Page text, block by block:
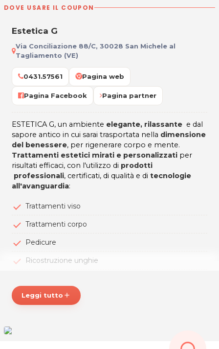
DOVE USARE IL COUPON
Estetica G
Via Conciliazione 88/C, 30028 San Michele al
Tagliamento (VE)
0431.57561 Pagina web
Pagina Facebook Pagina partner
ESTETICA G, un ambiente elegante, rilassante e dal
sapore antico in cui sarai trasportata nella dimensione
del benessere, per rigenerare corpo e mente.
Trattamenti estetici mirati e personalizzati per
risultati efficaci, con l'utilizzo di prodotti
professionali, certificati, di qualità e di tecnologie
all'avanguardia:
Trattamenti viso
Trattamenti corpo
Pedicure
Ricostruzione unghie
ESTETICA G, al servizio della tua bellezza!
Leggi tutto add